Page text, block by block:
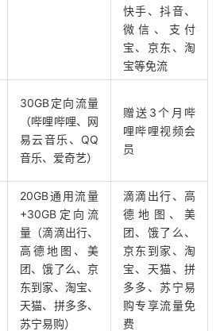
快手、抖音、
微信、支付
宝、京东、淘
宝等免流
30GB定向流量
（哔哩哔哩、网
易云音乐、QQ
音乐、爱奇艺）
赠送3个月哔
哩哔哩视频会
员
20GB通用流量
+30GB定向流
量（滴滴出行、
高德地图、美
团、饿了么、京
东到家、淘宝、
天猫、拼多多、
苏宁易购）
滴滴出行、高
德地图、美
团、饿了么、
京东到家、淘
宝、天猫、拼
多多、苏宁易
购专享流量免
费